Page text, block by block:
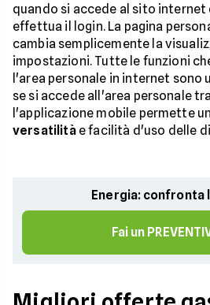
quando si accede al sito
effettua il login. La pagina
cambia semplicemente la
impostazioni. Tutte le funzioni
l'area personale in internet sono
se si accede all'area personale
l'applicazione mobile permette
versatilitàe facilità d'uso delle
Energia:
Fai un